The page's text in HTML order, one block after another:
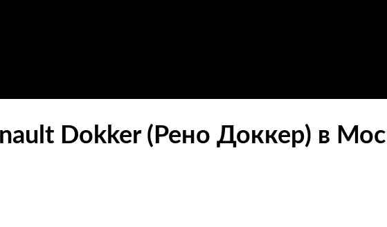
Dokker (Рено Доккер) в